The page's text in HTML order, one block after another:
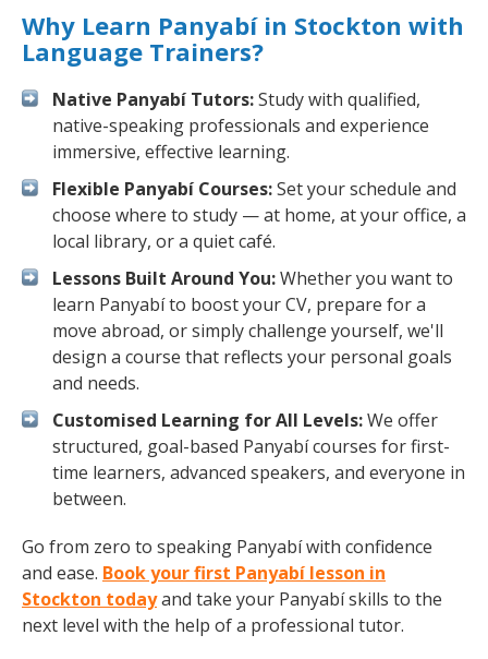
Why Learn Panyabí in Stockton with
Language Trainers?
Native Panyabí Tutors:Study with qualified,
native-speaking professionals and experience
immersive, effective learning.
Flexible Panyabí Courses:Set your schedule and
choose where to study — at home, at your office, a
local library, or a quiet café.
Lessons Built Around You:Whether you want to
learn Panyabí to boost your CV, prepare for a
move abroad, or simply challenge yourself, we'll
design a course that reflects your personal goals
and needs.
Customised Learning for All Levels:We offer
structured, goal-based Panyabí courses for first-
time learners, advanced speakers, and everyone in
between.
Go from zero to speaking Panyabí with confidence
and ease. Book your first Panyabí lesson in
Stockton todayand take your Panyabí skills to the
next level with the help of a professional tutor.